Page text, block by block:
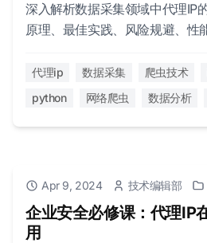
深入解析数据采集领域中代理IP
原理、最佳实践、风险规避、性
代理ip 数据采集 爬虫技术
python
网络爬虫 数据分析
Apr 9, 2024 技术编辑部
企业安全必修课：代理IP
用